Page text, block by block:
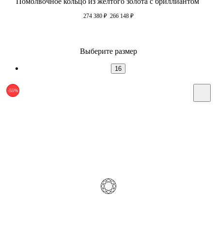
274 380 ₽ 266 148 ₽
Выберите размер
16
-55%